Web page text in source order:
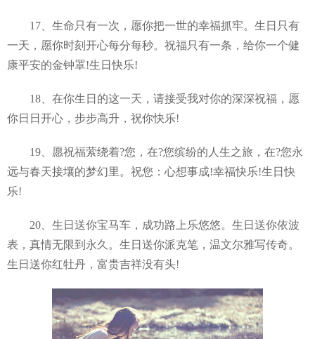
17、生命只有一次，愿你把一世的幸福抓牢。生日只有
一天，愿你时刻开心每分每秒。祝福只有一条，给你一个健
康平安的金钟罩!生日快乐!
18、在你生日的这一天，请接受我对你的深深祝福，愿
你日日开心，步步高升，祝你快乐!
19、愿祝福萦绕着?您，在?您缤纷的人生之旅，在?您永
远与春天接壤的梦幻里。祝您：心想事成!幸福快乐!生日快
乐!
20、生日送你宝马车，成功路上乐悠悠。生日送你依波
表，真情无限到永久。生日送你派克笔，温文尔雅写传奇。
生日送你红牡丹，富贵吉祥没有头!